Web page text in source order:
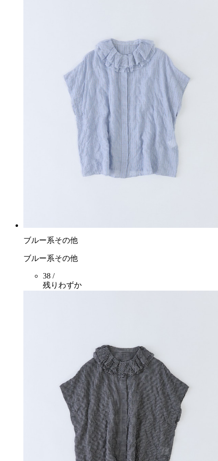
ブルー系その他
ブルー系その他
38 /
残りわずか